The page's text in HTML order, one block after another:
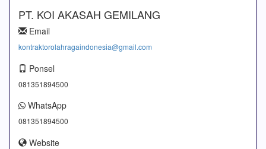
PT. KOI AKASAH GEMILANG
Email
kontraktorolahragaindonesia@gmail.com
Ponsel
081351894500
WhatsApp
081351894500
Website